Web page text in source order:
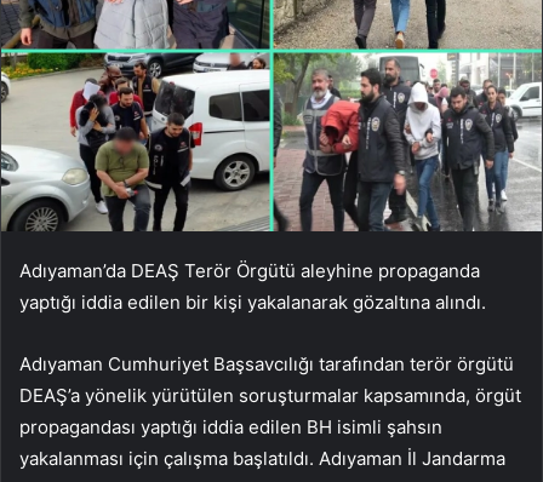
Adıyaman’da DEAŞ Terör Örgütü aleyhine propaganda
yaptığı iddia edilen bir kişi yakalanarak gözaltına alındı.
Adıyaman Cumhuriyet Başsavcılığı tarafından terör örgütü
DEAŞ’a yönelik yürütülen soruşturmalar kapsamında, örgüt
propagandası yaptığı iddia edilen BH isimli şahsın
yakalanması için çalışma başlatıldı. Adıyaman İl Jandarma